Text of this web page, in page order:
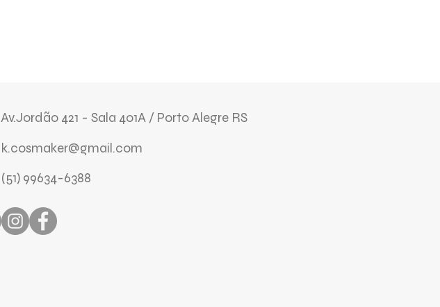
Av.Jordão 421 - Sala 401A / Porto Alegre RS
k.cosmaker@gmail.com
(51) 99634-6388